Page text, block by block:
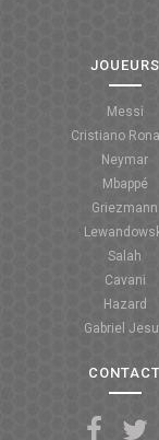
JOUEURS
Messi
Cristiano
Neymar
Mbappé
Griezmann
Salah
Cavani
Hazard
Gabriel
CONTACT